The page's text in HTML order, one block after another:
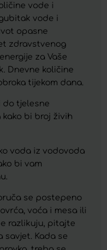
vode i
vode i
opasne
zdravstvenog
za Vaše
Dnevne količine
tijekom dana.
do tjelesne
bi broj živih
voda iz vodovoda
bi vam
se postepeno
voća i mesa ili
razlikuju, pitajte
savjet. Kada se